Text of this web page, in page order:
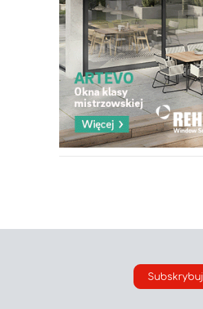
Subskrybuj